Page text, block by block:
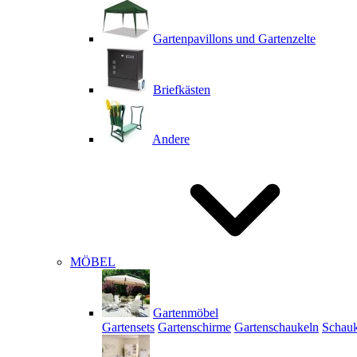
Gartenpavillons und Gartenzelte
Briefkästen
Andere
MÖBEL
Gartenmöbel
Gartensets Gartenschirme Gartenschaukeln